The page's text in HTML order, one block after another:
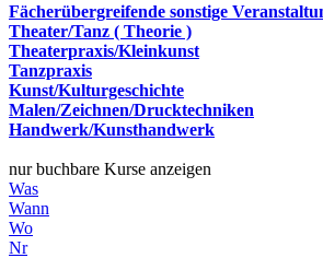
Fächerübergreifende sonstige
Theater/Tanz ( Theorie )
Theaterpraxis/Kleinkunst
Tanzpraxis
Kunst/Kulturgeschichte
Malen/Zeichnen/Drucktechniken
Handwerk/Kunsthandwerk
nur buchbare Kurse anzeigen
Was
Wann
Wo
Nr